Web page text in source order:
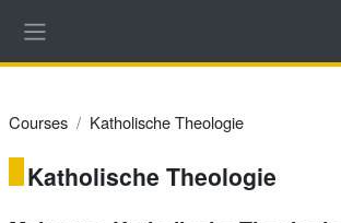
Courses Katholische Theologie
Katholische Theologie